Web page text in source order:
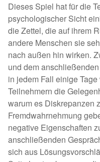
Dieses Spiel hat für die
psychologischer Sicht
die Zettel, die auf ihrem
andere Menschen sie
nach außen hin wirken.
und dem
in jedem Fall einige
Teilnehmern die
warum es Diskrepanzen
Fremdwahrnehmung
negative Eigenschaften
anschließenden
sich aus